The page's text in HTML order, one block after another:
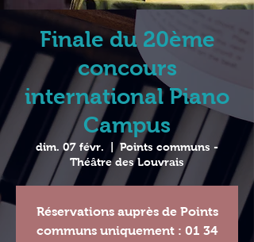
Finale du 20ème
concours
international Piano
Campus
dim. 07 févr.
  |
Points communs -
Théâtre des Louvrais
Réservations auprès de Points
communs uniquement : 01 34